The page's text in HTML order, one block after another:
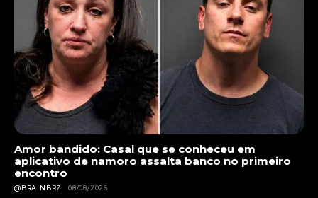
Amor bandido: Casal que se conheceu em
aplicativo de namoro assalta banco no primeiro
encontro
@BRAINBRZ 08/08/2026